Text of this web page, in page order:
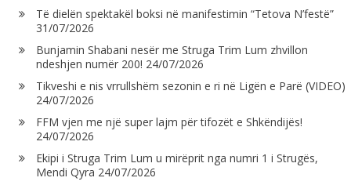
Të dielën spektakël boksi në manifestimin “Tetova N’festë”
31/07/2026
Bunjamin Shabani nesër me Struga Trim Lum zhvillon
ndeshjen numër 200! 24/07/2026
Tikveshi e nis vrrullshëm sezonin e ri në Ligën e Parë (VIDEO)
24/07/2026
FFM vjen me një super lajm për tifozët e Shkëndijës!
24/07/2026
Ekipi i Struga Trim Lum u mirëprit nga numri 1 i Strugës,
Mendi Qyra 24/07/2026